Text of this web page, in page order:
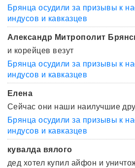
Брянца осудили за призывы к
индусов и кавказцев
Александр Митрополит
и корейцев везут
Брянца осудили за призывы к
индусов и кавказцев
Елена
Сейчас они наши наилучшие
Брянца осудили за призывы к
индусов и кавказцев
кувалда вялого
дед хотел купил айфон и